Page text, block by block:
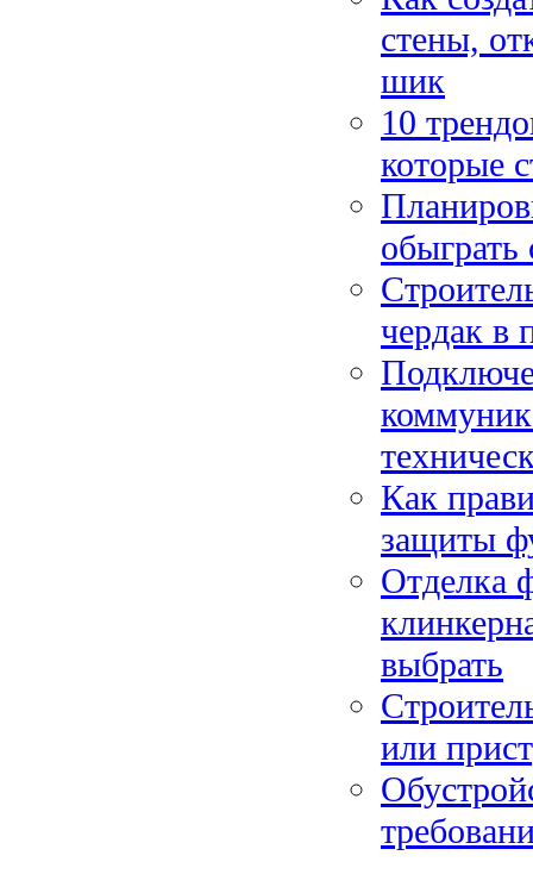
стены,
шик
10
которые
чердак в
Как
защиты
Отделка
выбрать
или